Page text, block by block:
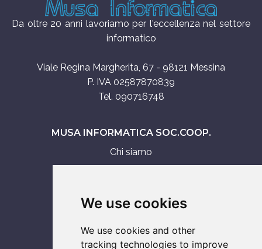
We use cookies
We use cookies and other
tracking technologies to improve
Da oltre 20 anni lavoriamo per l'eccellenza nel settore
informatico
Viale Regina Margherita, 67 - 98121 Messina
P. IVA 02587870839
Tel. 090716748
MUSA INFORMATICA SOC.COOP.
Chi siamo
Vendita
ASSISTENZA SU